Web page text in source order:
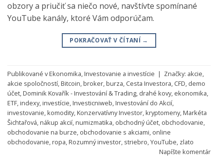
obzory a priučiť sa niečo nové, navštívte spomínané
YouTube kanály, ktoré Vám odporúčam.
POKRAČOVAŤ V ČÍTANÍ →
Publikované vEkonomika,Investovanie a investície | Značky: akcie,
akcie spoločností,Bitcoin,broker,burza, Cesta Investora, CFD, demo
účet,Dominik Kovařík - Investování & Trading, drahé kovy, ekonomika,
ETF,indexy,investície,Investicniweb,Investování do Akcií,
investovanie,komodity,Konzervatívny Investor,kryptomeny,Markéta
Šichtařová,nákup akcií,numizmatika, obchodný účet, obchodovanie,
obchodovanie na burze, obchodovanie s akciami, online
obchodovanie,ropa,Rozumný investor, striebro,YouTube, zlato
Napíšte komentár